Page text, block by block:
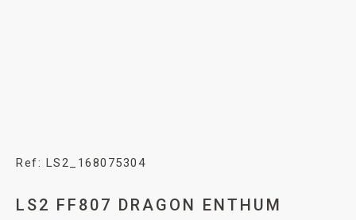
Ref: LS2_168075304
LS2 FF807 DRAGON ENTHUM